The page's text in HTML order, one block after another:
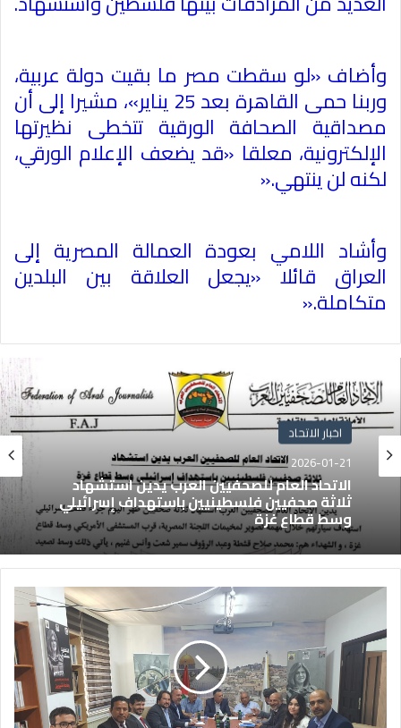
وأضاف «لو سقطت مصر ما بقيت دولة عربية،
وربنا حمى القاهرة بعد 25 يناير»، مشيرا إلى أن
مصداقية الصحافة الورقية تتخطى نظيرتها
الإلكترونية، معلقا «قد يضعف الإعلام الورقي،
لكنه لن ينتهي».
وأشاد اللامي بعودة العمالة المصرية إلى
العراق قائلا «يجعل العلاقة بين البلدين
متكاملة».
اخبار الاتحاد
2026-01-21
الاتحاد العام للصحفيين العرب يدين استشهاد
ثلاثة صحفيين فلسطينيين باستهداف إسرائيلي
وسط قطاع غزة